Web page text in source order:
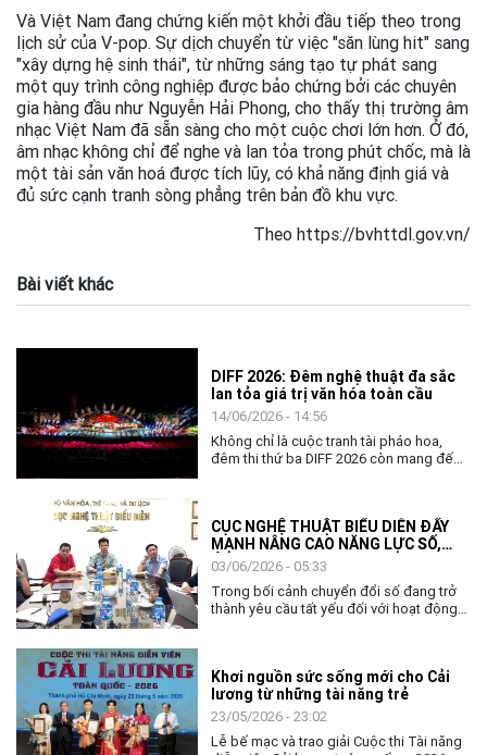
Và Việt Nam đang chứng kiến một khởi đầu tiếp theo trong
lịch sử của V-pop. Sự dịch chuyển từ việc "săn lùng hit" sang
"xây dựng hệ sinh thái", từ những sáng tạo tự phát sang
một quy trình công nghiệp được bảo chứng bởi các chuyên
gia hàng đầu như Nguyễn Hải Phong, cho thấy thị trường âm
nhạc Việt Nam đã sẵn sàng cho một cuộc chơi lớn hơn. Ở đó,
âm nhạc không chỉ để nghe và lan tỏa trong phút chốc, mà là
một tài sản văn hoá được tích lũy, có khả năng định giá và
đủ sức cạnh tranh sòng phẳng trên bản đồ khu vực.
Theo https://bvhttdl.gov.vn/
Bài viết khác
DIFF 2026: Đêm nghệ thuật đa sắc
lan tỏa giá trị văn hóa toàn cầu
14/06/2026 - 14:56
Không chỉ là cuộc tranh tài pháo hoa,
đêm thi thứ ba DIFF 2026 còn mang đến
CỤC NGHỆ THUẬT BIỂU DIỄN ĐẨY
MẠNH NÂNG CAO NĂNG LỰC SỐ,
ỨNG DỤNG AI TRONG THỰC THI
CÔNG VỤ
03/06/2026 - 05:33
Trong bối cảnh chuyển đổi số đang trở
thành yêu cầu tất yếu đối với hoạt động
càng có ý nghĩa quan trọng. Với tinh thần
chủ động thích ứng và đổi mới, ngày
02/6, Cục Nghệ thuật biểu diễn đã tổ
chức chương trình tập huấn, bồi dưỡng
về chuyển đổi số và ứng dụng AI cho
Khơi nguồn sức sống mới cho Cải
lương từ những tài năng trẻ
23/05/2026 - 23:02
Lễ bế mạc và trao giải Cuộc thi Tài năng